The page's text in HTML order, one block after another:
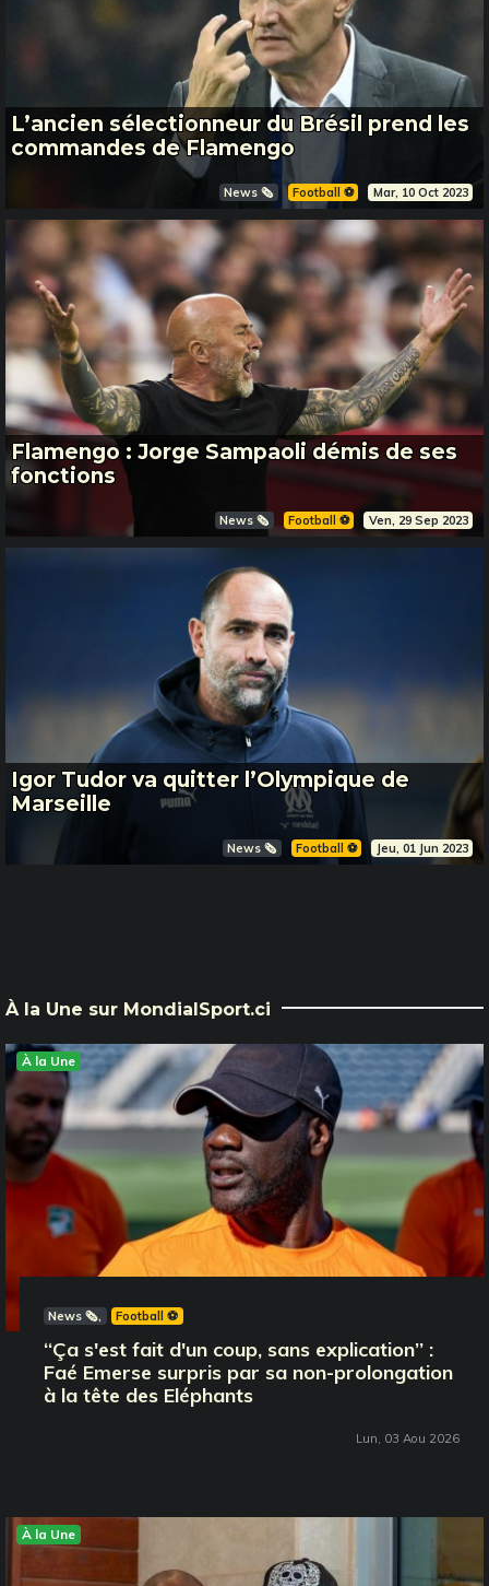
L’ancien sélectionneur du Brésil prend les
commandes de Flamengo
News 🗞️ Football ⚽️ Mar, 10 Oct 2023
Flamengo : Jorge Sampaoli démis de ses
fonctions
News 🗞️ Football ⚽️ Ven, 29 Sep 2023
Igor Tudor va quitter l’Olympique de
Marseille
News 🗞️ Football ⚽️ Jeu, 01 Jun 2023
À la Une sur MondialSport.ci
À la Une
News 🗞️ Football ⚽️
‘‘Ça s'est fait d'un coup, sans explication’’ :
Faé Emerse surpris par sa non-prolongation
à la tête des Eléphants
Lun, 03 Aou 2026
À la Une